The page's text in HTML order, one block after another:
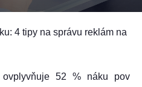
4 tipy na správu reklám na
52 % náku pov